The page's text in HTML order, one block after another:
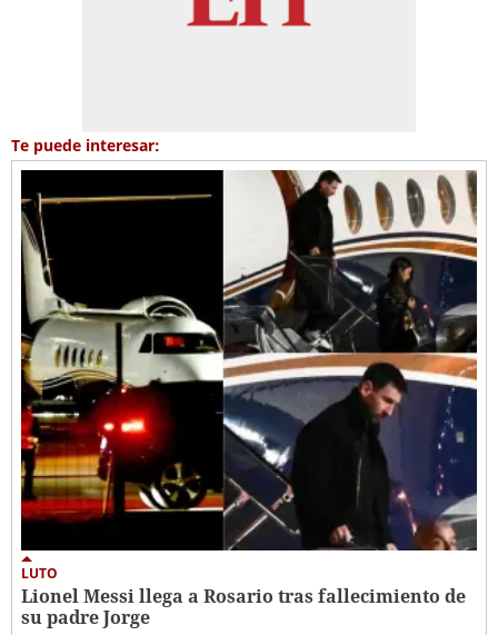
Te puede interesar:
LUTO
Lionel Messi llega a Rosario tras fallecimiento de
su padre Jorge